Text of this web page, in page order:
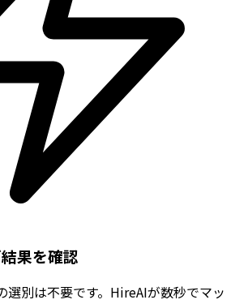
果を確認
選別は不要です。HireAIが数秒でマッ